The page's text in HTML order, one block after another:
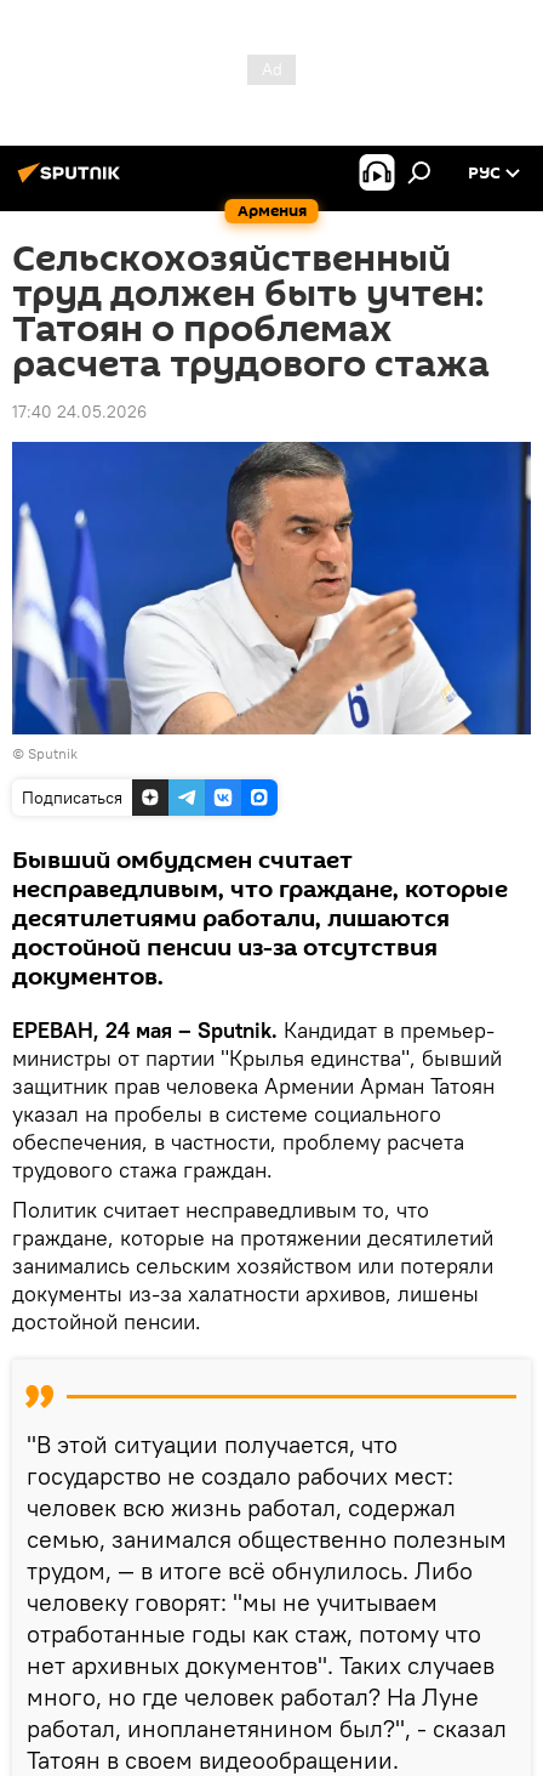
Армения
РУС
Сельскохозяйственный
труд должен быть учтен:
Татоян о проблемах
расчета трудового стажа
17:40 24.05.2026
© Sputnik
Подписаться
Бывший омбудсмен считает
несправедливым, что граждане, которые
десятилетиями работали, лишаются
достойной пенсии из-за отсутствия
документов.
ЕРЕВАН, 24 мая – Sputnik․ Кандидат в премьер-
министры от партии "Крылья единства", бывший
защитник прав человека Армении Арман Татоян
указал на пробелы в системе социального
обеспечения, в частности, проблему расчета
трудового стажа граждан.
Политик считает несправедливым то, что
граждане, которые на протяжении десятилетий
занимались сельским хозяйством или потеряли
документы из-за халатности архивов, лишены
достойной пенсии.
"В этой ситуации получается, что
государство не создало рабочих мест:
человек всю жизнь работал, содержал
семью, занимался общественно полезным
трудом, — в итоге всё обнулилось. Либо
человеку говорят: "мы не учитываем
отработанные годы как стаж, потому что
нет архивных документов". Таких случаев
много, но где человек работал? На Луне
работал, инопланетянином был?", - сказал
Татоян в своем видеообращении.